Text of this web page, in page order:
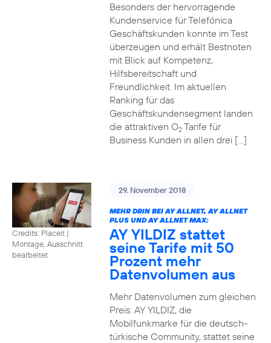
Besonders der hervorragende
Kundenservice für Telefónica
Geschäftskunden konnte im Test
überzeugen und erhält Bestnoten
mit Blick auf Kompetenz,
Hilfsbereitschaft und
Freundlichkeit. Im aktuellen
Ranking für das
Geschäftskundensegment landen
die attraktiven O2Tarife für
Business Kunden in allen drei […]
Credits: Placeit |
Montage, Ausschnitt
bearbeitet
29. November 2018
MEHR DRIN BEI AY ALLNET, AY ALLNET
PLUS UND AY ALLNET MAX:
AY YILDIZ stattet
seine Tarife mit 50
Prozent mehr
Datenvolumen aus
Mehr Datenvolumen zum gleichen
Preis: AY YILDIZ, die
Mobilfunkmarke für die deutsch-
türkische Community, stattet seine